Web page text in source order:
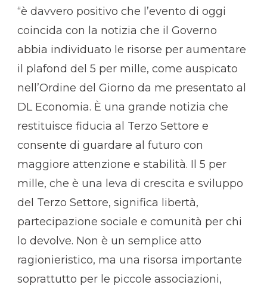
“è davvero positivo che l’evento di oggi
coincida con la notizia che il Governo
abbia individuato le risorse per aumentare
il plafond del 5 per mille, come auspicato
nell’Ordine del Giorno da me presentato al
DL Economia. È una grande notizia che
restituisce fiducia al Terzo Settore e
consente di guardare al futuro con
maggiore attenzione e stabilità. Il 5 per
mille, che è una leva di crescita e sviluppo
del Terzo Settore, significa libertà,
partecipazione sociale e comunità per chi
lo devolve. Non è un semplice atto
ragionieristico, ma una risorsa importante
soprattutto per le piccole associazioni,